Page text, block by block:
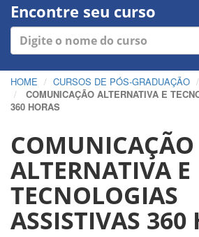
Encontre seu curso
HOME CURSOS DE PÓS-GRADUAÇÃO
COMUNICAÇÃO ALTERNATIVA E
360 HORAS
COMUNICAÇÃO
ALTERNATIVA E
TECNOLOGIAS
ASSISTIVAS 360